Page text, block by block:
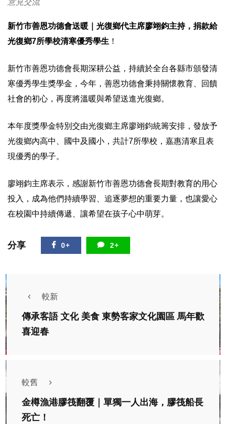
新竹市善恩功德會送暖｜光復鄉代主席廖翊鈞主持，捐款給
光復鄉7所學校清寒優秀學生 ！
新竹市善恩功德會長期深耕公益，持續於全台各縣市頒發清
寒優秀學生獎學金，今年，善恩功德會秉持關懷教育、回饋
社會的初心，再度將溫暖與希望送進光復鄉。
本年度獎學金特別交由光復鄉主席廖翊鈞統籌安排，發放予
光復鄉內高中、國中及國小，共計7所學校，嘉惠清寒且表
現優秀的學子。
廖翊鈞主席表示，感謝新竹市善恩功德會長期對教育的用心
投入，成為他們持續學習、追逐夢想的重要力量，也讓愛心
在校園中持續傳遞、讓希望在孩子心中萌芽。
分享 0+ 2+
較新
傳承客語 文化 美食 東勢客家文化園區 馬年歡
喜迎春
較舊
金樽漁港膠筏翻覆｜單獨一人出海，膠筏船長
死亡！